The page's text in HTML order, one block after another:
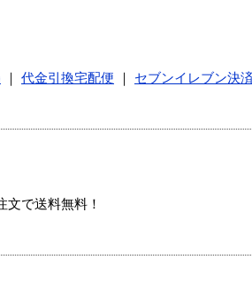
代金引換宅配便
セブンイレブン決
で送料無料！